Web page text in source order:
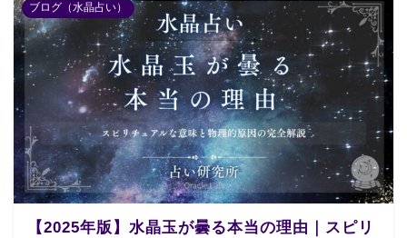
ブログ（水晶占い）
【2025年版】水晶玉が曇る本当の理由｜スピリ